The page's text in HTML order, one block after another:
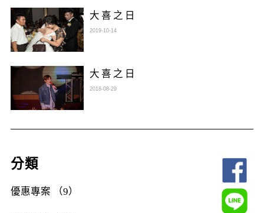
大喜之日
2019-10-14
大喜之日
2018-08-29
分類
優惠專案 （9）